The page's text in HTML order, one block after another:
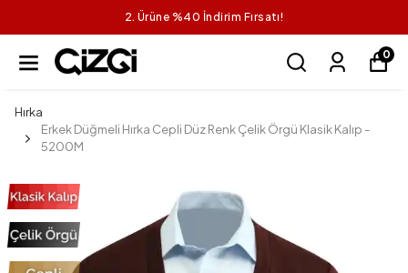
2. Ürüne %40 İndirim Fırsatı!
0
Hırka
Erkek Düğmeli Hırka Cepli Düz Renk Çelik Örgü Klasik Kalıp -
5200M